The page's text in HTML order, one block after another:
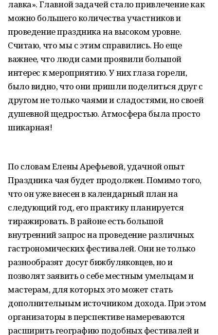
лавка». Главной задачей стало привлечение как
можно большего количества участников и
проведение праздника на высоком уровне.
Считаю, что мы с этим справились. Но еще
важнее, что люди сами проявили большой
интерес к мероприятию. У них глаза горели,
было видно, что они пришли поделиться друг с
другом не только чаями и сладостями, но своей
душевной щедростью. Атмосфера была просто
шикарная!
По словам Елены Арефьевой, удачной опыт
Праздника чая будет продолжен. Помимо того,
что он уже внесен в календарный план на
следующий год, его практику планируется
тиражировать. В районе есть большой
внутренний запрос на проведение различных
гастрономических фестивалей. Они не только
разнообразят досуг бижбуляковцев, но и
позволят заявить о себе местным умельцам и
мастерам, для которых это может стать
дополнительным источником дохода. При этом
организаторы в перспективе намереваются
расширить географию подобных фестивалей и